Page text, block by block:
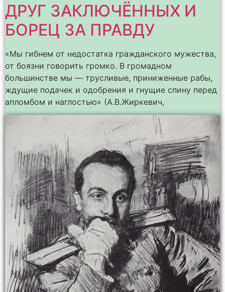
ДРУГ ЗАКЛЮЧЁННЫХ И
БОРЕЦ ЗА ПРАВДУ
«Мы гибнем от недостатка гражданского мужества,
от боязни говорить громко. В громадном
большинстве мы — трусливые, приниженные рабы,
ждущие подачек и одобрения и гнущие спину перед
апломбом и наглостью» (А.В.Жиркевич,